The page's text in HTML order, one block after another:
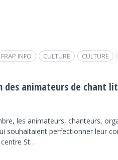
CULTURE
CULTURE
FRAP INFO
des animateurs de chant
les animateurs, chanteurs,
souhaitaient perfectionner leur
St…